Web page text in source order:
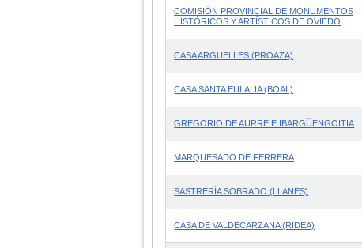
COMISIÓN PROVINCIAL DE MONUMENTOS
HISTÓRICOS Y ARTÍSTICOS DE OVIEDO
CASA ARGÜELLES (PROAZA)
CASA SANTA EULALIA (BOAL)
GREGORIO DE AURRE E IBARGÜENGOITIA
MARQUESADO DE FERRERA
SASTRERÍA SOBRADO (LLANES)
CASA DE VALDECARZANA (RIDEA)